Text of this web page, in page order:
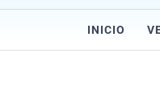
INICIO